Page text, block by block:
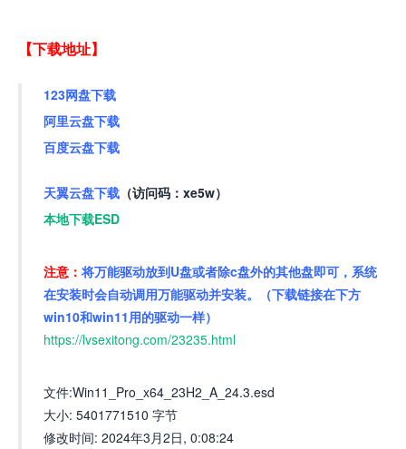
【下载地址】
123网盘下载
阿里云盘下载
百度云盘下载
天翼云盘下载 （访问码：xe5w）
本地下载ESD
注意： 将万能驱动放到U盘或者除c盘外的其他盘即可，系统
在安装时会自动调用万能驱动并安装。（下载链接在下方
win10和win11用的驱动一样）
https://lvsexitong.com/23235.html
文件:Win11_Pro_x64_23H2_A_24.3.esd
大小: 5401771510 字节
修改时间: 2024年3月2日, 0:08:24